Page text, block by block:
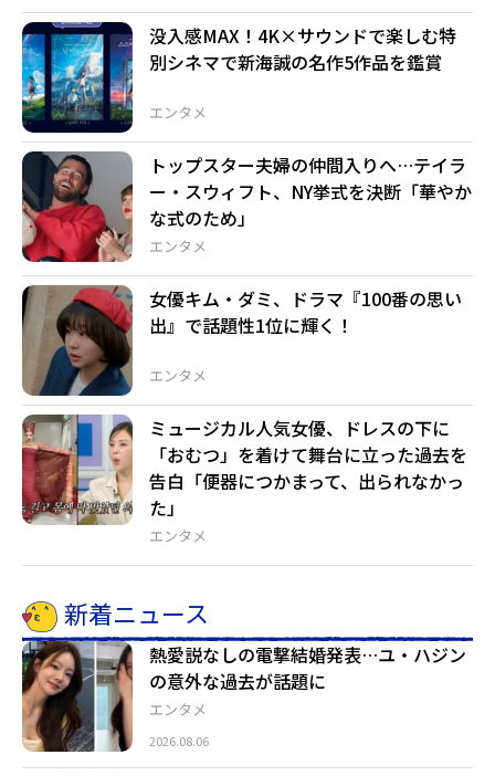
エンタメ
没入感MAX！4K×サウンドで楽しむ特
別シネマで新海誠の名作5作品を鑑賞
エンタメ
トップスター夫婦の仲間入りへ…テイラ
ー・スウィフト、NY挙式を決断「華やか
な式のため」
エンタメ
女優キム・ダミ、ドラマ『100番の思い
出』で話題性1位に輝く！
エンタメ
ミュージカル人気女優、ドレスの下に
「おむつ」を着けて舞台に立った過去を
告白「便器につかまって、出られなかっ
た」
新着ニュース
エンタメ
熱愛説なしの電撃結婚発表…ユ・ハジン
の意外な過去が話題に
2026.08.06